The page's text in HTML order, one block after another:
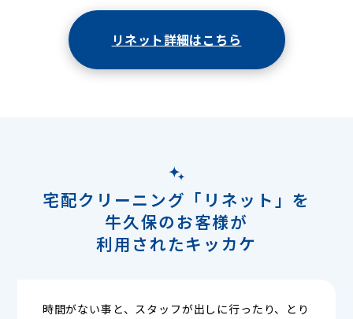
リネット詳細はこちら
宅配クリーニング「リネット」を
牛久保のお客様が
利用されたキッカケ
時間がない事と、スタッフが出しに行ったり、とり